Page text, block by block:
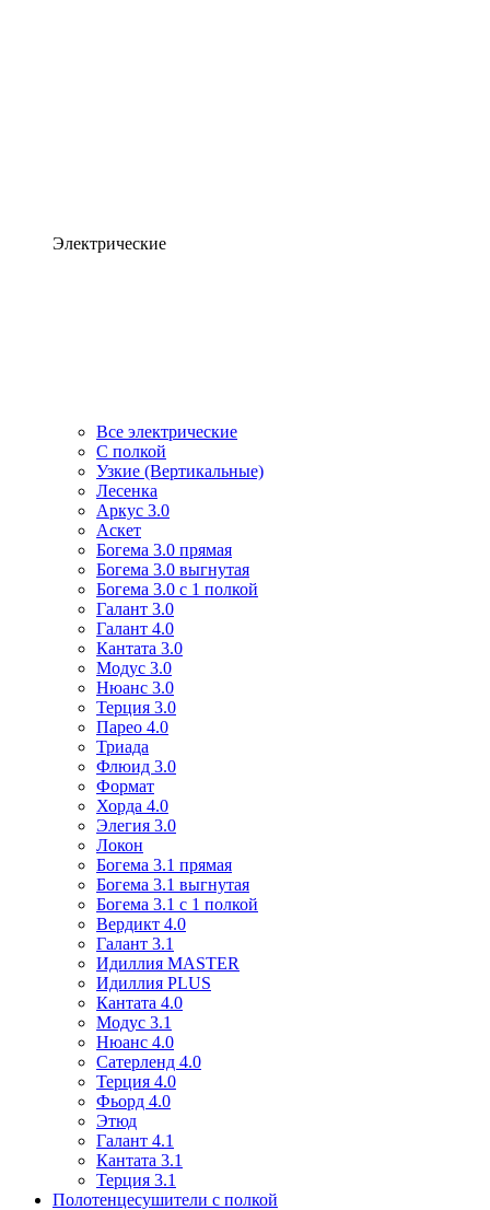
Электрические
Все электрические
С полкой
Узкие (Вертикальные)
Лесенка
Аркус 3.0
Аскет
Богема 3.0 прямая
Богема 3.0 выгнутая
Богема 3.0 с 1 полкой
Галант 3.0
Галант 4.0
Кантата 3.0
Модус 3.0
Нюанс 3.0
Терция 3.0
Парео 4.0
Триада
Флюид 3.0
Формат
Хорда 4.0
Элегия 3.0
Локон
Богема 3.1 прямая
Богема 3.1 выгнутая
Богема 3.1 с 1 полкой
Вердикт 4.0
Галант 3.1
Идиллия MASTER
Идиллия PLUS
Кантата 4.0
Модус 3.1
Нюанс 4.0
Сатерленд 4.0
Терция 4.0
Фьорд 4.0
Этюд
Галант 4.1
Кантата 3.1
Терция 3.1
Полотенцесушители с полкой